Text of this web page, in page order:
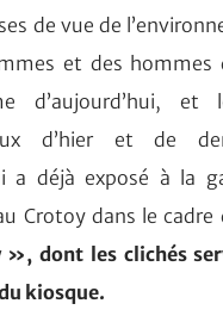
de vue de
et des
d’aujourd’hui, et
d’hier et de
a déjà exposé à la
Crotoy dans le cadre
dont les clichés
kiosque.